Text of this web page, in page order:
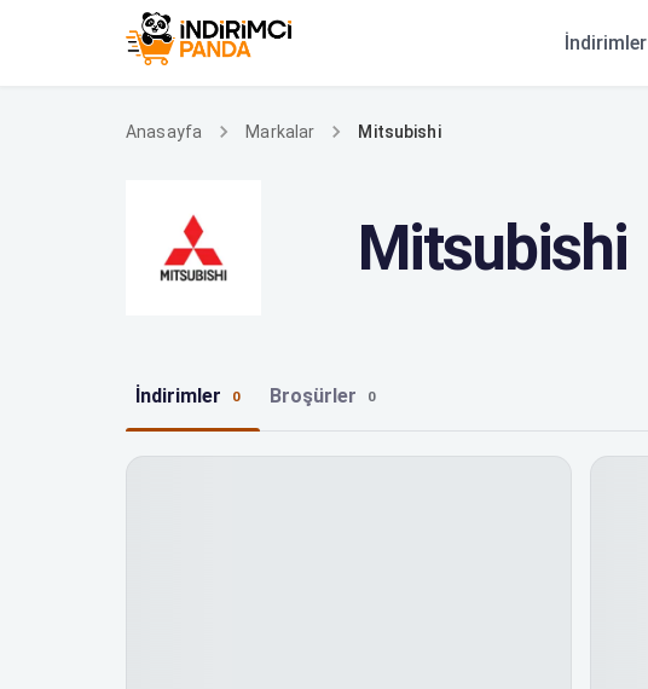
İndirimler
Anasayfa Markalar Mitsubishi
Mitsubishi
İndirimler 0 Broşürler 0
Mitsubishi indirimleri